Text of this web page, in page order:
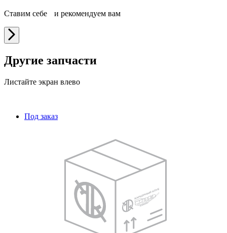
Ставим себе и рекомендуем вам
Другие запчасти
Листайте экран влево
Под заказ